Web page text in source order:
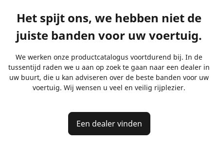
Het spijt ons, we hebben niet de
juiste banden voor uw voertuig.
We werken onze productcatalogus voortdurend bij. In de
tussentijd raden we u aan op zoek te gaan naar een dealer in
uw buurt, die u kan adviseren over de beste banden voor uw
voertuig. Wij wensen u veel en veilig rijplezier.
Een dealer vinden